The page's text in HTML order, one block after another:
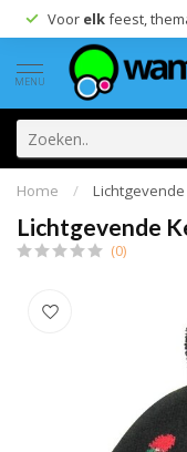
Voor elkfeest,
MENU
Home /
Lichtgevende
(0)